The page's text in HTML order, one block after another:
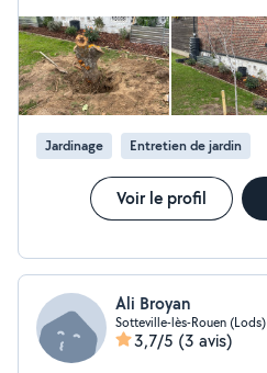
Jardinage Entretien de jardin
Voir le profil
Ali Broyan
Sotteville-lès-Rouen (Lods)
3,7/5 (3 avis)